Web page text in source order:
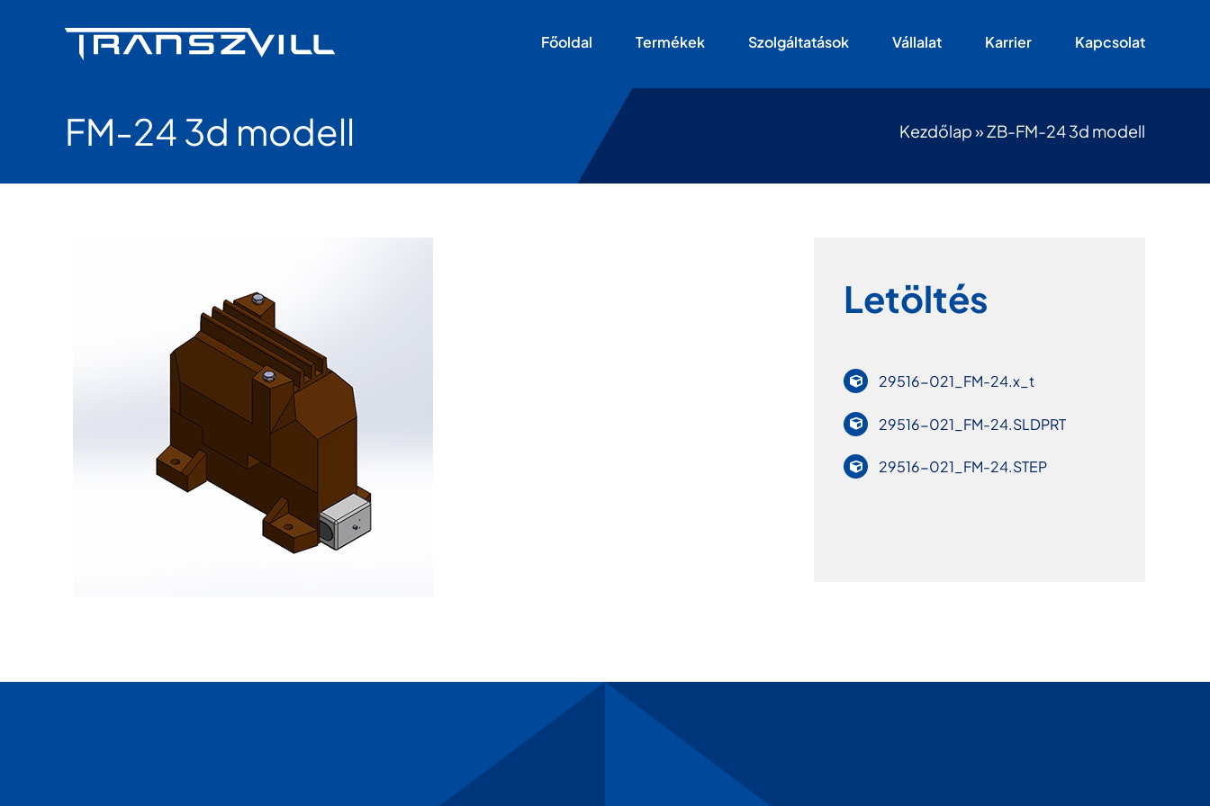
Főoldal Termékek Szolgáltatások Vállalat Karrier Kapcsolat
FM-24 3d modell Kezdőlap»ZB-FM-24 3d modell
Letöltés
29516-021_FM-24.x_t
29516-021_FM-24.SLDPRT
29516-021_FM-24.STEP